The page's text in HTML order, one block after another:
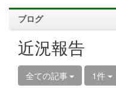
ブログ
近況報告
全ての記事 1件